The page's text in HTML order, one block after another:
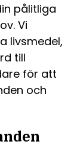
pålitliga
Vi
livsmedel,
till
för att
och